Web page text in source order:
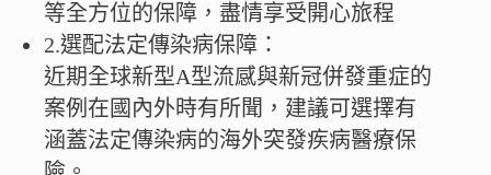
等全方位的保障，盡情享受開心旅程
2.選配法定傳染病保障：
近期全球新型A型流感與新冠併發重症的
案例在國內外時有所聞，建議可選擇有
涵蓋法定傳染病的海外突發疾病醫療保